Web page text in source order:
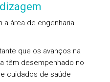
a área de engenharia
que os avanços na
têm desempenhado no
cuidados de saúde